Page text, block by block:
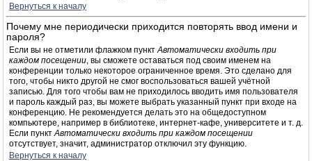
Вернуться к началу
Почему мне периодически приходится повторять ввод имени и
пароля?
Если вы не отметили флажком пунктАвтоматически входить при
каждом посещении, вы сможете оставаться под своим именем на
конференции только некоторое ограниченное время. Это сделано для
того, чтобы никто другой не смог воспользоваться вашей учётной
записью. Для того чтобы вам не приходилось вводить имя пользователя
и пароль каждый раз, вы можете выбрать указанный пункт при входе на
конференцию. Не рекомендуется делать это на общедоступном
компьютере, например в библиотеке, интернет-кафе, университете и т. д.
Если пунктАвтоматически входить при каждом посещении
отсутствует, значит, администратор отключил эту функцию.
Вернуться к началу